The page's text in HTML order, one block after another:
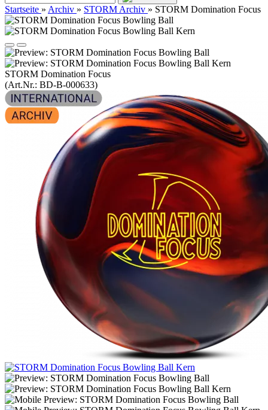
Startseite » Archiv » STORM Archiv » STORM Domination Focus
STORM Domination Focus
(Art.Nr.: BD-B-000633)